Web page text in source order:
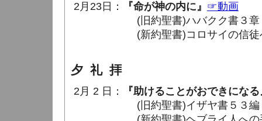
2月23日：
『命が神の内に』 ☞動画
(旧約聖書)ハバクク書３章 1
(新約聖書)コロサイの信徒へ
夕 礼 拝
2月 2 日：
『助けることがおできにな
(旧約聖書)イザヤ書５３編 1